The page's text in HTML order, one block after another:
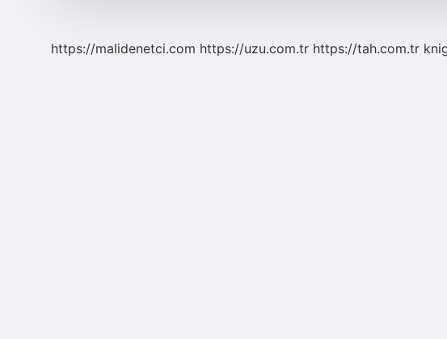
https://malidenetci.com https://uzu.com.tr https://tah.com.tr